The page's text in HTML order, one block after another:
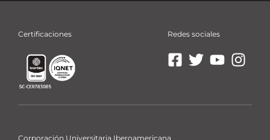
Certificaciones Redes sociales
Ibero Ibero Ibero Ibero
Corporación Universitaria Iberoamericana